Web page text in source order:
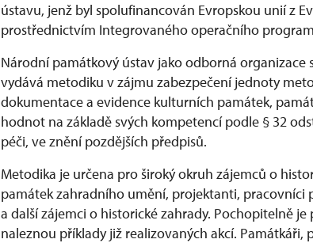
ústavu, jenž byl spolufinancován Evropskou unií z
prostřednictvím Integrovaného operačního
Národní památkový ústav jako odborná organizace
vydává metodiku v zájmu zabezpečení jednoty
dokumentace a evidence kulturních památek,
hodnot na základě svých kompetencí podle § 32
péči, ve znění pozdějších předpisů.
Metodika je určena pro široký okruh zájemců o
památek zahradního umění, projektanti, pracovníci
a další zájemci o historické zahrady. Pochopitelně
naleznou příklady již realizovaných akcí.